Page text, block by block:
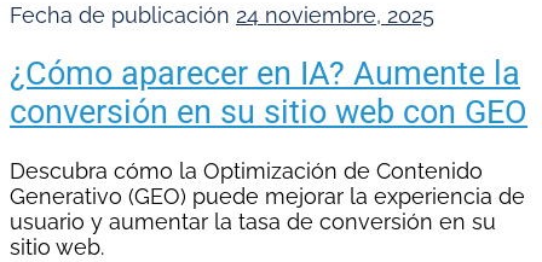
Fecha de publicación 24 noviembre, 2025
¿Cómo aparecer en IA? Aumente la
conversión en su sitio web con GEO
Descubra cómo la Optimización de Contenido
Generativo (GEO) puede mejorar la experiencia de
usuario y aumentar la tasa de conversión en su
sitio web.